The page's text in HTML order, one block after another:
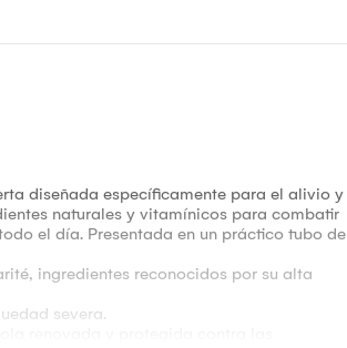
diseñada específicamente para el alivio y
naturales y vitamínicos para combatir
el día. Presentada en un práctico tubo de
ingredientes reconocidos por su alta
severa.